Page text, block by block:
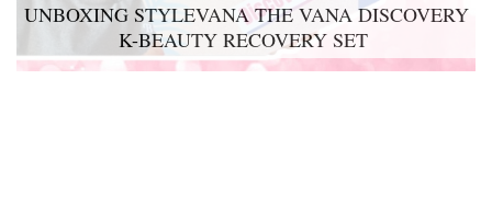
UNBOXING STYLEVANA THE VANA DISCOVERY
K-BEAUTY RECOVERY SET